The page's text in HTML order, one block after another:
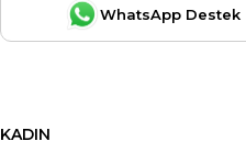
WhatsApp Destek
KADIN